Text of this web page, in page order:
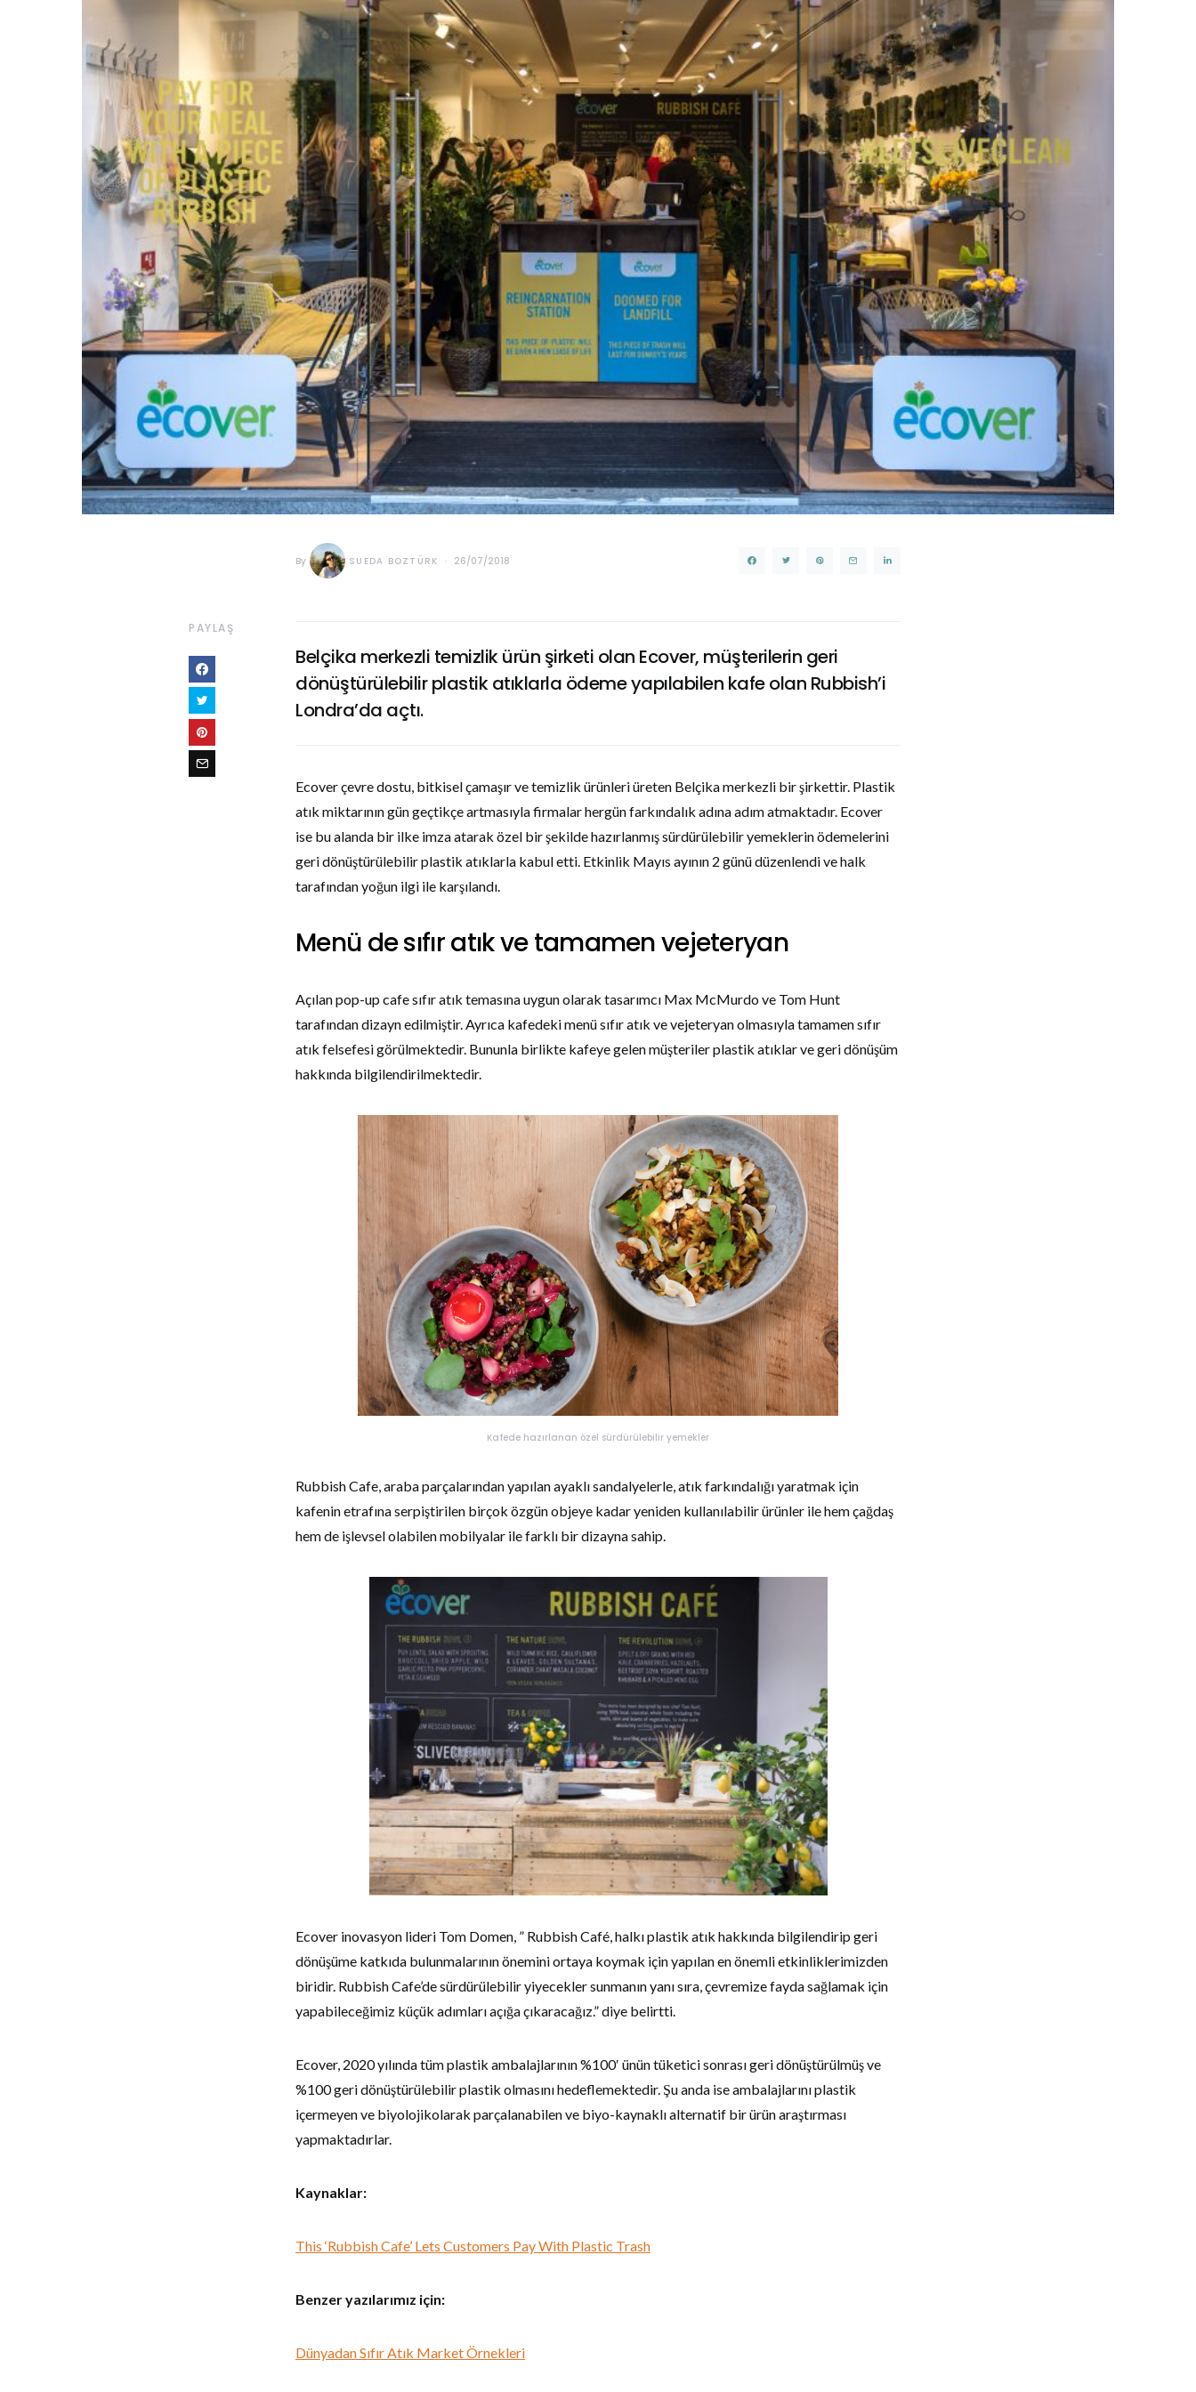
By SUEDA BOZTÜRK 26/07/2018
PAYLAŞ
Belçika merkezli temizlik ürün şirketi olan Ecover, müşterilerin geri
dönüştürülebilir plastik atıklarla ödeme yapılabilen kafe olan Rubbish’i
Londra’da açtı.
Ecover çevre dostu, bitkisel çamaşır ve temizlik ürünleri üreten Belçika merkezli bir şirkettir. Plastik
atık miktarının gün geçtikçe artmasıyla firmalar hergün farkındalık adına adım atmaktadır. Ecover
ise bu alanda bir ilke imza atarak özel bir şekilde hazırlanmış sürdürülebilir yemeklerin ödemelerini
geri dönüştürülebilir plastik atıklarla kabul etti. Etkinlik Mayıs ayının 2 günü düzenlendi ve halk
tarafından yoğun ilgi ile karşılandı.
Menü de sıfır atık ve tamamen vejeteryan
Açılan pop-up cafe sıfır atık temasına uygun olarak tasarımcı Max McMurdo ve Tom Hunt
tarafından dizayn edilmiştir. Ayrıca kafedeki menü sıfır atık ve vejeteryan olmasıyla tamamen sıfır
atık felsefesi görülmektedir. Bununla birlikte kafeye gelen müşteriler plastik atıklar ve geri dönüşüm
hakkında bilgilendirilmektedir.
Kafede hazırlanan özel sürdürülebilir yemekler
Rubbish Cafe, araba parçalarından yapılan ayaklı sandalyelerle, atık farkındalığı yaratmak için
kafenin etrafına serpiştirilen birçok özgün objeye kadar yeniden kullanılabilir ürünler ile hem çağdaş
hem de işlevsel olabilen mobilyalar ile farklı bir dizayna sahip.
Ecover inovasyon lideri Tom Domen, ” Rubbish Café, halkı plastik atık hakkında bilgilendirip geri
dönüşüme katkıda bulunmalarının önemini ortaya koymak için yapılan en önemli etkinliklerimizden
biridir. Rubbish Cafe’de sürdürülebilir yiyecekler sunmanın yanı sıra, çevremize fayda sağlamak için
yapabileceğimiz küçük adımları açığa çıkaracağız.” diye belirtti.
Ecover, 2020 yılında tüm plastik ambalajlarının %100′ ünün tüketici sonrası geri dönüştürülmüş ve
%100 geri dönüştürülebilir plastik olmasını hedeflemektedir. Şu anda ise ambalajlarını plastik
içermeyen ve biyolojikolarak parçalanabilen ve biyo-kaynaklı alternatif bir ürün araştırması
yapmaktadırlar.
Kaynaklar:
This ‘Rubbish Cafe’ Lets Customers Pay With Plastic Trash
Benzer yazılarımız için:
Dünyadan Sıfır Atık Market Örnekleri